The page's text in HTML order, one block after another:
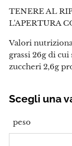
TENERE AL
L'APERTURA
Valori
grassi 26g di
zuccheri 2,6g
Scegli una
peso